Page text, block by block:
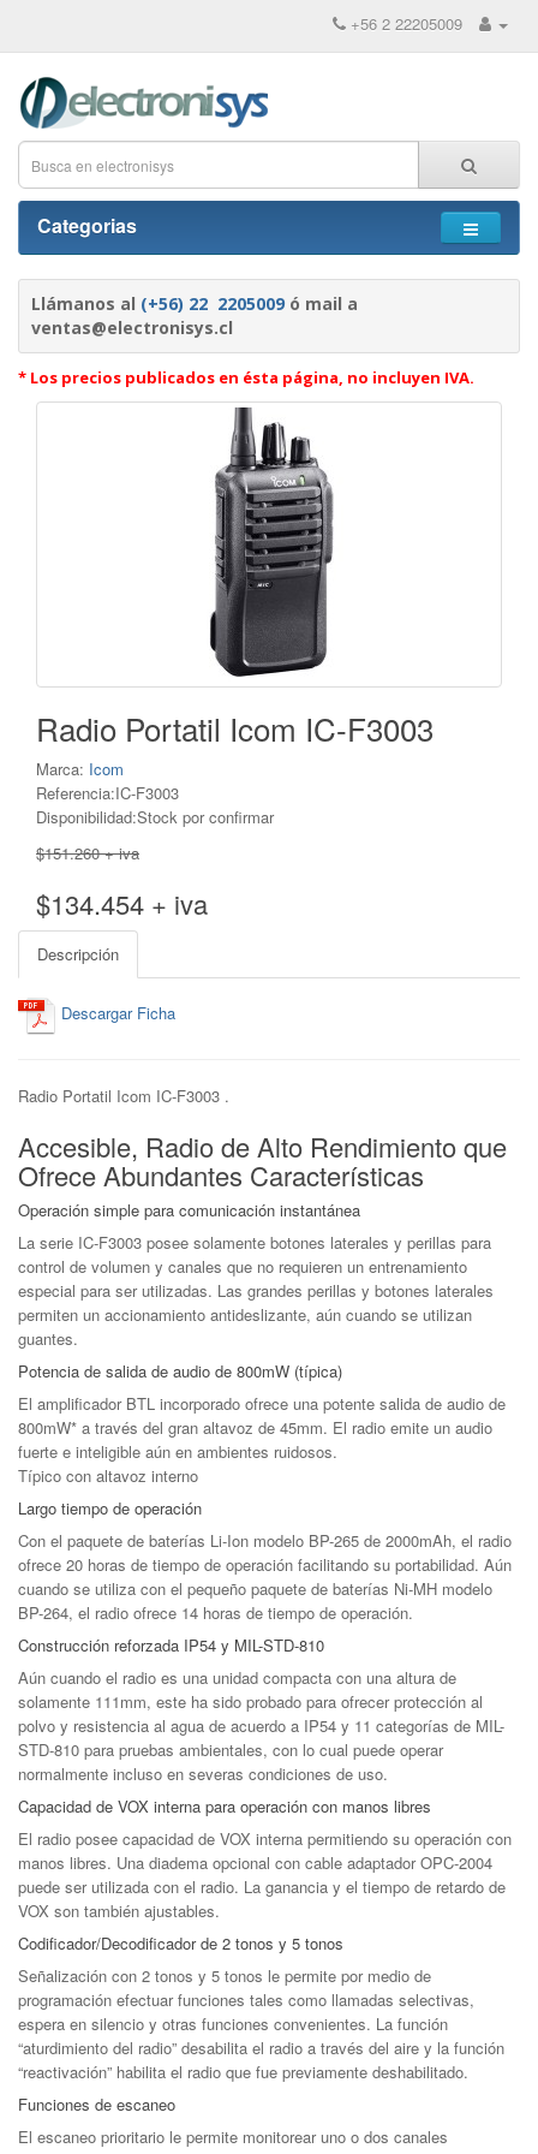
+56 2 22205009
Categorias
Llámanos al (+56) 22 2205009 ó mail a
ventas@electronisys.cl
* Los precios publicados en ésta página, no incluyen IVA.
Radio Portatil Icom IC-F3003
Marca: Icom
Referencia:IC-F3003
Disponibilidad:Stock por confirmar
$151.260 + iva
$134.454 + iva
Descripción
Descargar Ficha
Radio Portatil Icom IC-F3003 .
Accesible, Radio de Alto Rendimiento que
Ofrece Abundantes Características
Operación simple para comunicación instantánea
La serie IC-F3003 posee solamente botones laterales y perillas para
control de volumen y canales que no requieren un entrenamiento
especial para ser utilizadas. Las grandes perillas y botones laterales
permiten un accionamiento antideslizante, aún cuando se utilizan
guantes.
Potencia de salida de audio de 800mW (típica)
El amplificador BTL incorporado ofrece una potente salida de audio de
800mW* a través del gran altavoz de 45mm. El radio emite un audio
fuerte e inteligible aún en ambientes ruidosos.
Típico con altavoz interno
Largo tiempo de operación
Con el paquete de baterías Li-Ion modelo BP-265 de 2000mAh, el radio
ofrece 20 horas de tiempo de operación facilitando su portabilidad. Aún
cuando se utiliza con el pequeño paquete de baterías Ni-MH modelo
BP-264, el radio ofrece 14 horas de tiempo de operación.
Construcción reforzada IP54 y MIL-STD-810
Aún cuando el radio es una unidad compacta con una altura de
solamente 111mm, este ha sido probado para ofrecer protección al
polvo y resistencia al agua de acuerdo a IP54 y 11 categorías de MIL-
STD-810 para pruebas ambientales, con lo cual puede operar
normalmente incluso en severas condiciones de uso.
Capacidad de VOX interna para operación con manos libres
El radio posee capacidad de VOX interna permitiendo su operación con
manos libres. Una diadema opcional con cable adaptador OPC-2004
puede ser utilizada con el radio. La ganancia y el tiempo de retardo de
VOX son también ajustables.
Codificador/Decodificador de 2 tonos y 5 tonos
Señalización con 2 tonos y 5 tonos le permite por medio de
programación efectuar funciones tales como llamadas selectivas,
espera en silencio y otras funciones convenientes. La función
“aturdimiento del radio” desabilita el radio a través del aire y la función
“reactivación” habilita el radio que fue previamente deshabilitado.
Funciones de escaneo
El escaneo prioritario le permite monitorear uno o dos canales